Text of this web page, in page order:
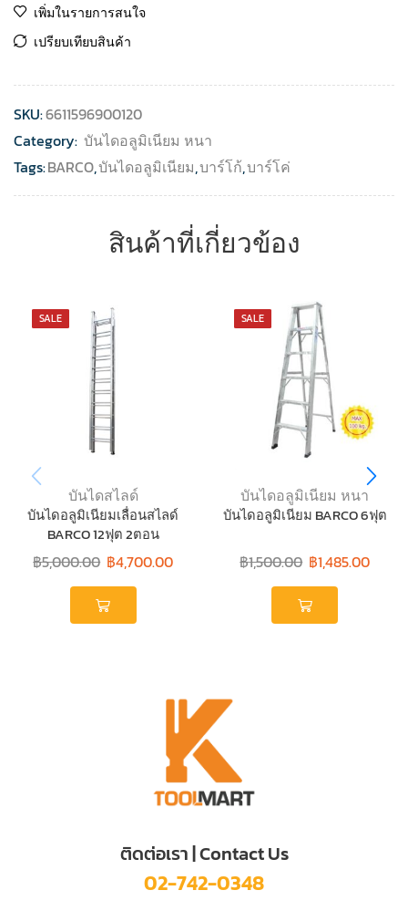
เพิ่มในรายการสนใจ
เปรียบเทียบสินค้า
SKU:6611596900120
Category: บันไดอลูมิเนียม หนา
Tags:BARCO,บันไดอลูมิเนียม,บาร์โก้,บาร์โค่
สินค้าที่เกี่ยวข้อง
SALE
บันไดสไลด์
บันไดอลูมิเนียมเลื่อนสไลด์
BARCO 12ฟุต 2ตอน
฿5,000.00 ฿4,700.00
SALE
บันไดอลูมิเนียม หนา
บันไดอลูมิเนียม BARCO 6ฟุต
฿1,500.00 ฿1,485.00
ติดต่อเรา | Contact Us
02-742-0348